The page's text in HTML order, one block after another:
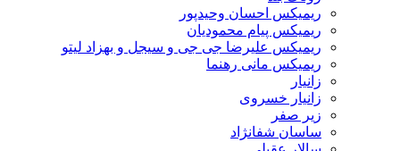
ریمیکس احسان وحیدپور
ریمیکس پیام محمودیان
ریمیکس علیرضا جی جی و سیجل و بهزاد لیتو
ریمیکس مانی رهنما
زانیار
زانیار خسروی
زیر صفر
ساسان شفانژاد